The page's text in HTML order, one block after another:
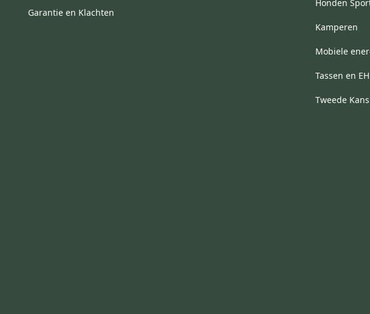
Garantie en Klachten
Honden
Kamperen
Mobiele
Tassen en
Tweede